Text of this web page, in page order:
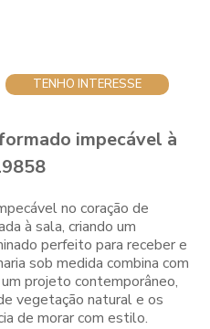
TENHO INTERESSE
impecável à
no coração de
à sala, criando um
perfeito para receber e
sob medida combina com
projeto contemporâneo,
vegetação natural e os
de morar com estilo.